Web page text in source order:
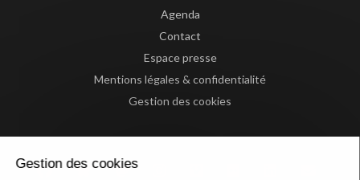
Agenda
Contact
Espace presse
Mentions légales & confidentialité
Gestion des cookies
Gestion des cookies